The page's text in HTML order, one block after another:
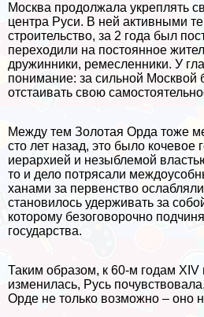
Москва продолжала укреплять
центра Руси. В ней активными
строительство, за 2 года был
переходили на постоянное
дружинники, ремесленники. У
понимание: за сильной Москвой
отстаивать свою
Между тем Золотая Орда тоже
сто лет назад, это было кочевое
иерархией и незыблемой
то и дело потрясали
ханами за первенство
становилось удерживать за
которому безоговорочно
государства.
Таким образом, к 60-м годам XIV
изменилась, Русь
Орде не только возможно – оно